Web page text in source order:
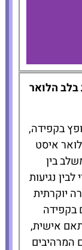
בלב הלואר
בקפידה,
איסט
בין
נגיעות
יוקרתית
בקפידה
אישית,
המרהיבים